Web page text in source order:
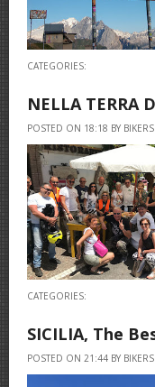
CATEGORIES:
NELLA TERRA
POSTED ON 18:18 BY
CATEGORIES:
SICILIA, The
POSTED ON 21:44 BY